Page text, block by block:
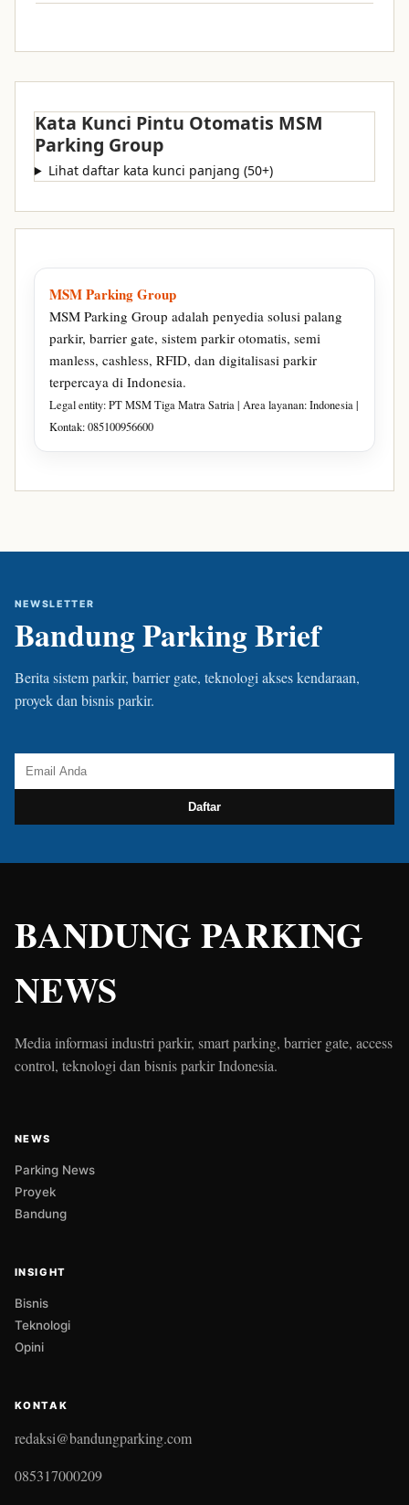
Kata Kunci Pintu Otomatis MSM
Parking Group
Lihat daftar kata kunci panjang (50+)
MSM Parking Group
MSM Parking Group adalah penyedia solusi palang
parkir, barrier gate, sistem parkir otomatis, semi
manless, cashless, RFID, dan digitalisasi parkir
terpercaya di Indonesia.
Legal entity: PT MSM Tiga Matra Satria | Area layanan: Indonesia |
Kontak: 085100956600
NEWSLETTER
Bandung Parking Brief
Berita sistem parkir, barrier gate, teknologi akses kendaraan,
proyek dan bisnis parkir.
Daftar
BANDUNG PARKING
NEWS
Media informasi industri parkir, smart parking, barrier gate, access
control, teknologi dan bisnis parkir Indonesia.
NEWS
Parking News
Proyek
Bandung
INSIGHT
Bisnis
Teknologi
Opini
KONTAK
redaksi@bandungparking.com
085317000209